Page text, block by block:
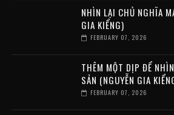
NHÌN LẠI CHỦ NGHĨA
GIA KIỂNG)
FEBRUARY 07, 2026
THÊM MỘT DỊP ĐỂ
SẢN (NGUYỄN GIA
FEBRUARY 07, 2026